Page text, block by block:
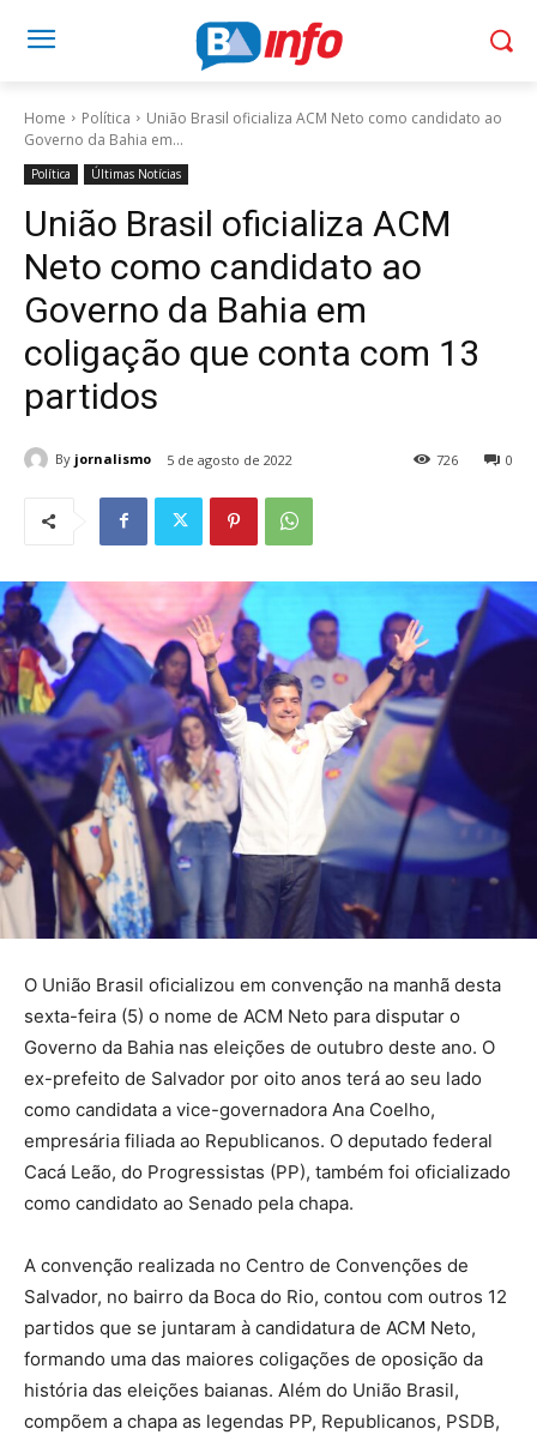
Home Política
União Brasil oficializa ACM Neto como candidato ao
Governo da Bahia em...
Política Últimas Notícias
União Brasil oficializa ACM
Neto como candidato ao
Governo da Bahia em
coligação que conta com 13
partidos
By jornalismo 5 de agosto de 2022 0
726
O União Brasil oficializou em convenção na manhã desta
sexta-feira (5) o nome de ACM Neto para disputar o
Governo da Bahia nas eleições de outubro deste ano. O
ex-prefeito de Salvador por oito anos terá ao seu lado
como candidata a vice-governadora Ana Coelho,
empresária filiada ao Republicanos. O deputado federal
Cacá Leão, do Progressistas (PP), também foi oficializado
como candidato ao Senado pela chapa.
A convenção realizada no Centro de Convenções de
Salvador, no bairro da Boca do Rio, contou com outros 12
partidos que se juntaram à candidatura de ACM Neto,
formando uma das maiores coligações de oposição da
história das eleições baianas. Além do União Brasil,
compõem a chapa as legendas PP, Republicanos, PSDB,